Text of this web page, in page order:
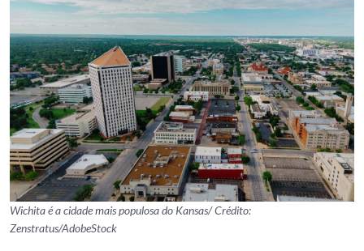
Wichita é a cidade mais populosa do Kansas/ Crédito:
Zenstratus/AdobeStock